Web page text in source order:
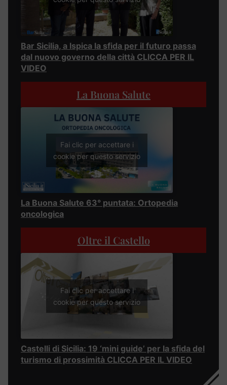
Bar Sicilia, a Ispica la sfida per il futuro passa
dal nuovo governo della città CLICCA PER IL
VIDEO
La Buona Salute
Fai clic per accettare i
cookie per questo servizio
La Buona Salute 63° puntata: Ortopedia
oncologica
Oltre il Castello
Fai clic per accettare i
cookie per questo servizio
Castelli di Sicilia: 19 ‘mini guide’ per la sfida del
turismo di prossimità CLICCA PER IL VIDEO